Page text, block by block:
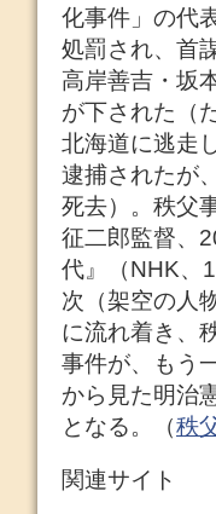
化事件」の代
処罰され、首
高岸善吉・坂
が下された（
北海道に逃走
逮捕されたが
死去）。秩父
征二郎監督、
代』（NHK、
次（架空の人
に流れ着き、
事件が、もう
から見た明治
となる。（秩
関連サイト